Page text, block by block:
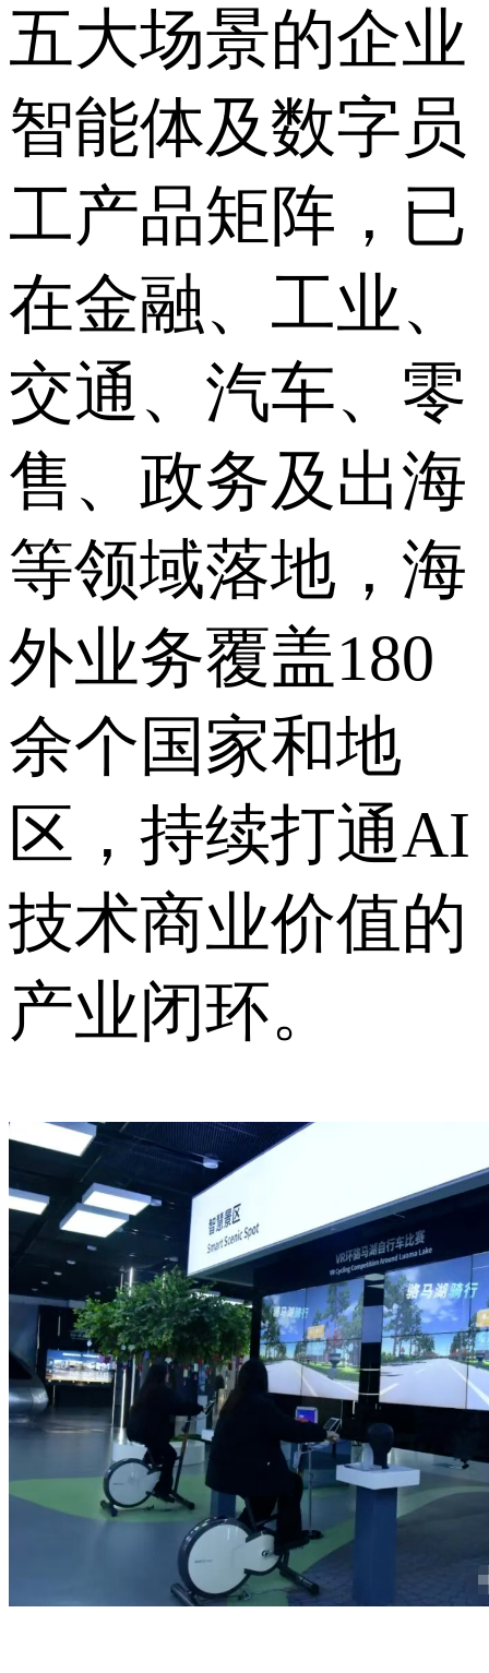
五大场景的企业
智能体及数字员
工产品矩阵，已
在金融、工业、
交通、汽车、零
售、政务及出海
等领域落地，海
外业务覆盖180
余个国家和地
区，持续打通AI
技术商业价值的
产业闭环。